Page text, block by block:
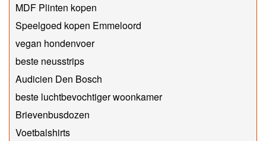
MDF Plinten kopen
Speelgoed kopen Emmeloord
vegan hondenvoer
beste neusstrips
Audicien Den Bosch
beste luchtbevochtiger woonkamer
Brievenbusdozen
Voetbalshirts